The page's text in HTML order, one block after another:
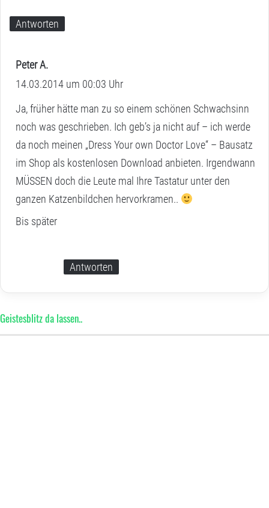
Antworten
Peter A.
a
t
:
14.03.2014 um 00:03 Uhr
Ja, früher hätte man zu so einem schönen Schwachsinn
noch was geschrieben. Ich geb’s ja nicht auf – ich werde
da noch meinen „Dress Your own Doctor Love“ – Bausatz
im Shop als kostenlosen Download anbieten. Irgendwann
MÜSSEN doch die Leute mal Ihre Tastatur unter den
ganzen Katzenbildchen hervorkramen..
Bis später
Antworten
Geistesblitz da lassen..